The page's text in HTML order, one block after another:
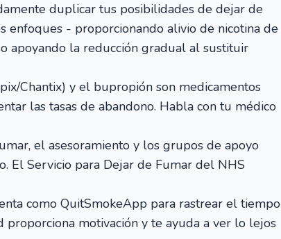
duplicar tus posibilidades de dejar de
enfoques - proporcionando alivio de nicotina de
apoyando la reducción gradual al sustituir
Chantix) y el bupropión son medicamentos
las tasas de abandono. Habla con tu médico
el asesoramiento y los grupos de apoyo
El Servicio para Dejar de Fumar del NHS
como QuitSmokeApp para rastrear el tiempo
motivación y te ayuda a ver lo lejos